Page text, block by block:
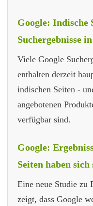
Google: Indische
Suchergebnisse
Viele Google
enthalten derzeit
indischen Seiten -
angebotenen
verfügbar sind.
Google:
Seiten haben
Eine neue Studie zu
zeigt, dass Google